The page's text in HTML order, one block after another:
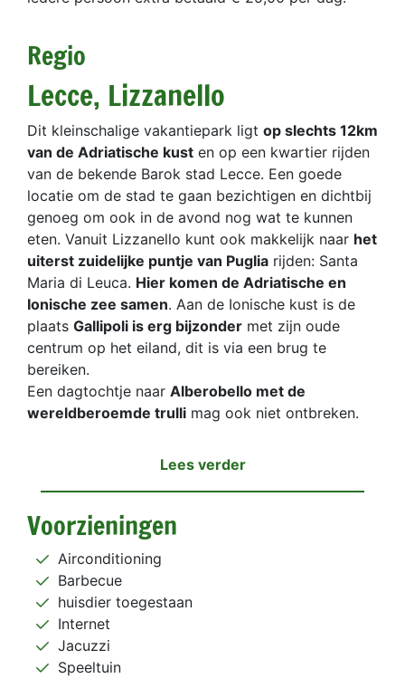
Regio
Lecce, Lizzanello
Dit kleinschalige vakantiepark ligt op slechts 12km
van de Adriatische kust en op een kwartier rijden
van de bekende Barok stad Lecce. Een goede
locatie om de stad te gaan bezichtigen en dichtbij
genoeg om ook in de avond nog wat te kunnen
eten. Vanuit Lizzanello kunt ook makkelijk naar het
uiterst zuidelijke puntje van Puglia rijden: Santa
Maria di Leuca. Hier komen de Adriatische en
Ionische zee samen. Aan de Ionische kust is de
plaats Gallipoli is erg bijzonder met zijn oude
centrum op het eiland, dit is via een brug te
bereiken.
Een dagtochtje naar Alberobello met de
wereldberoemde trulli mag ook niet ontbreken.
Lees verder
Voorzieningen
Airconditioning
Barbecue
huisdier toegestaan
Internet
Jacuzzi
Speeltuin